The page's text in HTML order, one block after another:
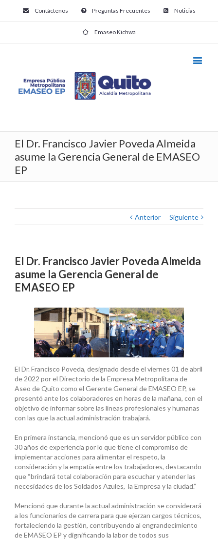
Contáctenos Preguntas Frecuentes Noticias
Emaseo Kichwa
El Dr. Francisco Javier Poveda Almeida
asume la Gerencia General de EMASEO
EP
Anterior Siguiente
El Dr. Francisco Javier Poveda Almeida
asume la Gerencia General de
EMASEO EP
El Dr. Francisco Poveda, designado desde el viernes 01 de abril
de 2022 por el Directorio de la Empresa Metropolitana de
Aseo de Quito como el Gerente General de EMASEO EP, se
presentó ante los colaboradores en horas de la mañana, con el
objetivo de informar sobre las líneas profesionales y humanas
con las que la actual administración trabajará.
En primera instancia, mencionó que es un servidor público con
30 años de experiencia por lo que tiene el compromiso de
implementar acciones para alimentar el respeto, la
consideración y la empatía entre los trabajadores, destacando
que “brindará total colaboración para escuchar y atender las
necesidades de los Soldados Azules, la Empresa y la ciudad.”
Mencionó que durante la actual administración se considerará
a los funcionarios de carrera para que ejerzan cargos técnicos,
fortaleciendo la gestión, contribuyendo al engrandecimiento
de EMASEO EP y dignificando la labor de todos sus